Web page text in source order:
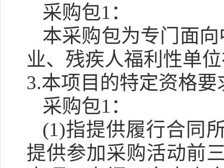
采购包1：
本采购包为专门面
业、残疾人福利性单
3.本项目的特定资格要
采购包1：
(1)指提供履行合同
提供参加采购活动前